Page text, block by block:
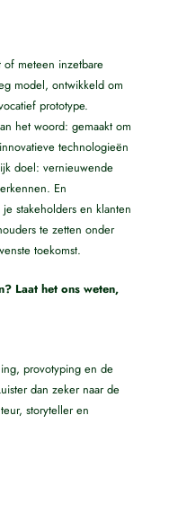
meteen inzetbare
model, ontwikkeld om
prototype.
het woord: gemaakt om
technologieën
doel: vernieuwende
En
stakeholders en klanten
te zetten onder
toekomst.
Laat het ons weten,
provotyping en de
dan zeker naar de
storyteller en